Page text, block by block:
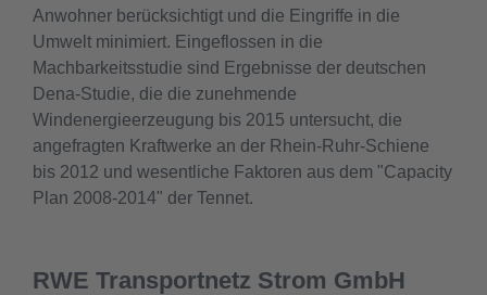
Anwohner berücksichtigt und die Eingriffe in die
Umwelt minimiert. Eingeflossen in die
Machbarkeitsstudie sind Ergebnisse der deutschen
Dena-Studie, die die zunehmende
Windenergieerzeugung bis 2015 untersucht, die
angefragten Kraftwerke an der Rhein-Ruhr-Schiene
bis 2012 und wesentliche Faktoren aus dem "Capacity
Plan 2008-2014" der Tennet.
RWE Transportnetz Strom GmbH